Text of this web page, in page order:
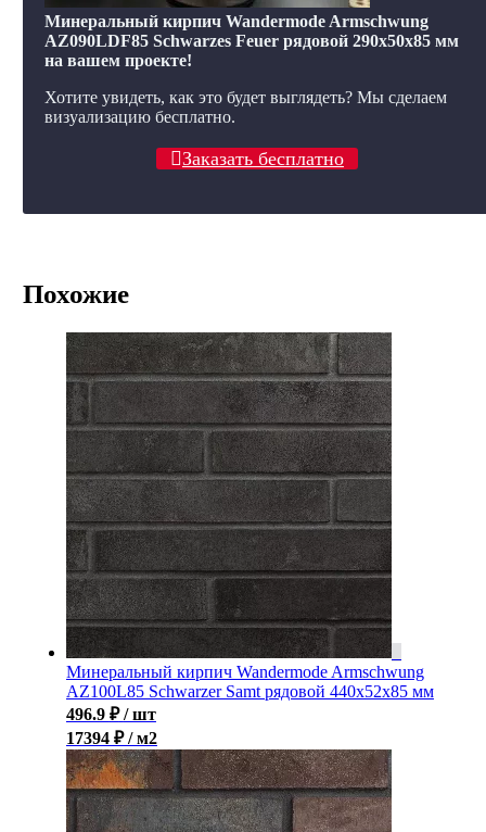
Минеральный кирпич Wandermode Armschwung
AZ090LDF85 Schwarzes Feuer рядовой 290x50x85 мм
на вашем проекте!
Хотите увидеть, как это будет выглядеть? Мы сделаем
визуализацию бесплатно.
Заказать бесплатно
Похожие
Минеральный кирпич Wandermode Armschwung
AZ100L85 Schwarzer Samt рядовой 440x52x85 мм
496.9 ₽ / шт
17394 ₽ / м2